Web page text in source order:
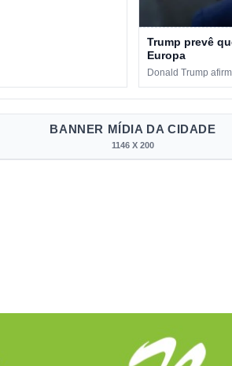
Trump prevê
Europa
Donald Trump
BANNER MÍDIA DA CIDADE
1146 X 200